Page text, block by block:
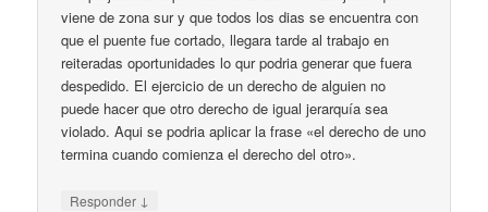
viene de zona sur y que todos los dias se encuentra con
que el puente fue cortado, llegara tarde al trabajo en
reiteradas oportunidades lo qur podria generar que fuera
despedido. El ejercicio de un derecho de alguien no
puede hacer que otro derecho de igual jerarquía sea
violado. Aqui se podria aplicar la frase «el derecho de uno
termina cuando comienza el derecho del otro».
Responder ↓